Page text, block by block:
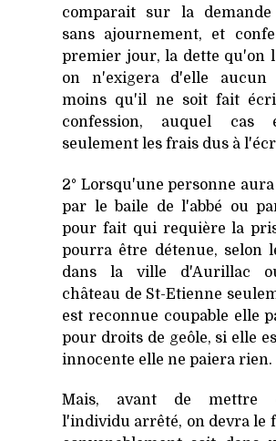
comparait sur la
sans ajournement, et
premier jour, la dette qu'on
on n'exigera d'elle aucun
moins qu'il ne soit fait
confession, auquel cas
seulement les frais dus à
2° Lorsqu'une personne
par le baile de l'abbé ou
pour fait qui requière la
pourra être détenue, selon
dans la ville d'Aurillac
château de St-Etienne
est reconnue coupable elle
pour droits de geôle, si elle
innocente elle ne paiera rien.
Mais, avant de mettre
l'individu arrêté, on devra le